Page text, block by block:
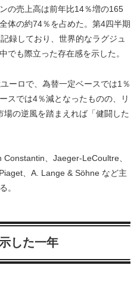
の売上高は前年比14％増の165
体の約74％を占めた。第4四半期
録しており、世界的なラグジュ
でも際立った存在感を示した。
ーロで、為替一定ベースでは1％
スでは4％減となったものの、リ
の逆風を踏まえれば「健闘した
、Jaeger-LeCoultre、
、A. Lange & Söhne など主
。
した一年